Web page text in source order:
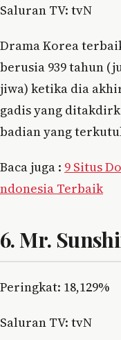
Saluran TV: tvN
Drama Korea
berusia 939 tahun
jiwa) ketika dia
gadis yang
badian yang
Baca juga : 9 Situs
ndonesia Terbaik
6. Mr.
Peringkat: 18,129%
Saluran TV: tvN